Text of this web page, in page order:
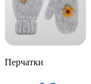
Перчатки